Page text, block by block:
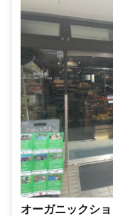
オーガニックシ